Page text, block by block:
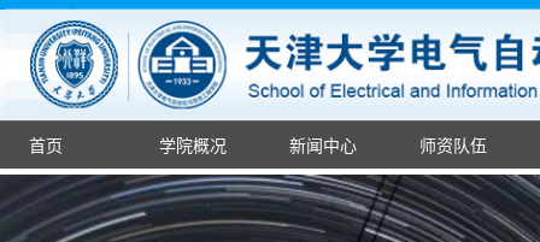
首页 学院概况 新闻中心 师资队伍